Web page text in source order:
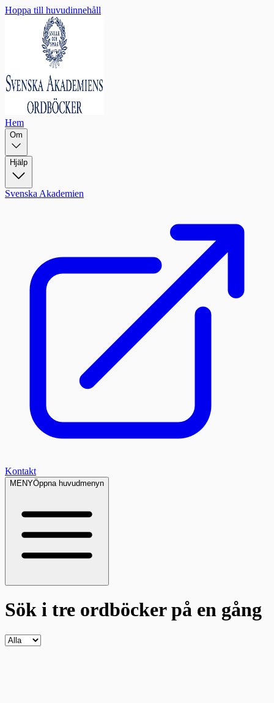
Hoppa till huvudinnehåll
Hem
Om
Hjälp
Svenska Akademien
Kontakt
MENYÖppna huvudmenyn
Sök i tre ordböckerpå en gång